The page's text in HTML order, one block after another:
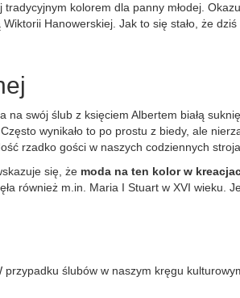
kolorem dla panny młodej.
Hanowerskiej. Jak to się stało, że
swój ślub z księciem Albertem białą
. Często wynikało to po prostu z biedy, ale
rzadko gości w naszych codziennych
się, że moda na ten kolor w
również m.in. Maria I Stuart w XVI wieku.
ślubów w naszym kręgu